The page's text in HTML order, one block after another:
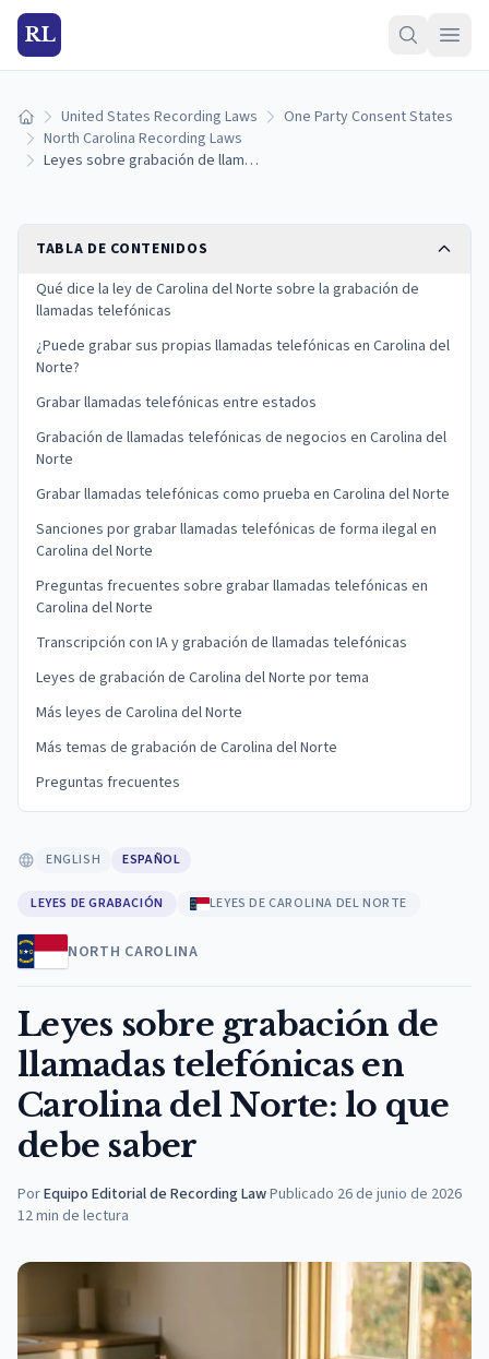
RL
Inicio United States Recording Laws
One Party Consent States
North Carolina Recording Laws
Leyes sobre grabación de llamadas telefónicas en Carolina del Norte: lo que debe saber
TABLA DE CONTENIDOS
Qué dice la ley de Carolina del Norte sobre la grabación de
llamadas telefónicas
¿Puede grabar sus propias llamadas telefónicas en Carolina del
Norte?
Grabar llamadas telefónicas entre estados
Grabación de llamadas telefónicas de negocios en Carolina del
Norte
Grabar llamadas telefónicas como prueba en Carolina del Norte
Sanciones por grabar llamadas telefónicas de forma ilegal en
Carolina del Norte
Preguntas frecuentes sobre grabar llamadas telefónicas en
Carolina del Norte
Transcripción con IA y grabación de llamadas telefónicas
Leyes de grabación de Carolina del Norte por tema
Más leyes de Carolina del Norte
Más temas de grabación de Carolina del Norte
Preguntas frecuentes
ENGLISH ESPAÑOL
LEYES DE GRABACIÓN LEYES DE CAROLINA DEL NORTE
NORTH CAROLINA
Leyes sobre grabación de
llamadas telefónicas en
Carolina del Norte: lo que
debe saber
PorEquipo Editorial de Recording Law·Publicado 26 de junio de 2026
12min de lectura